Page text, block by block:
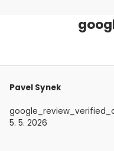
Pavel Synek
5. 5. 2026